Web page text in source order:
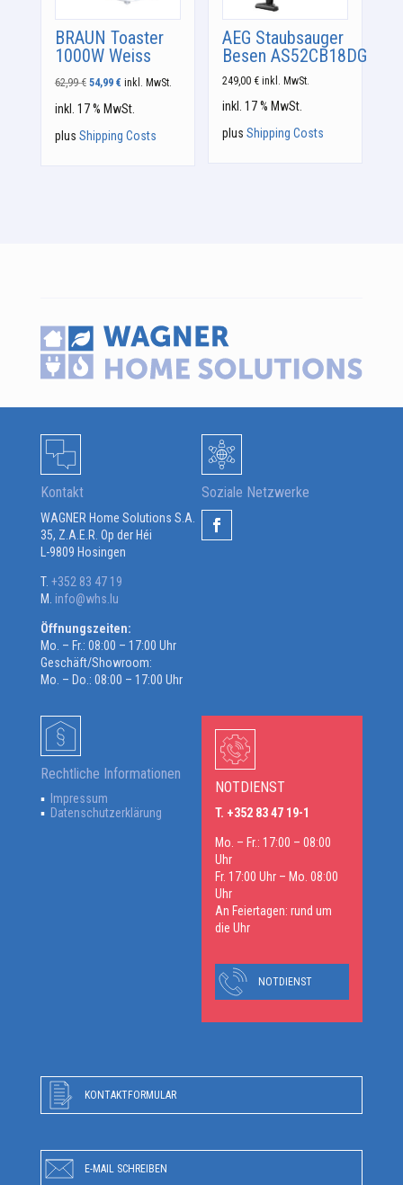
BRAUN Toaster
1000W Weiss
62,99€ Ursprünglicher
war:
54,99 €Aktueller
ist:
inkl. MwSt.
inkl. 17 % MwSt.
plus Shipping Costs
AEG Staubsauger
Besen AS52CB18DG
249,00 € inkl. MwSt.
inkl. 17 % MwSt.
plusShipping Costs
Kontakt
WAGNER Home Solutions S.A.
35, Z.A.E.R. Op der Héi
L-9809 Hosingen
T. +352 83 47 19
M. info@whs.lu
Öffnungszeiten:
Mo. – Fr.: 08:00 – 17:00 Uhr
Geschäft/Showroom:
Mo. – Do.: 08:00 – 17:00 Uhr
Soziale Netzwerke
Rechtliche Informationen
Impressum
Datenschutzerklärung
NOTDIENST
T. +352 83 47 19-1
Mo. – Fr.: 17:00 – 08:00
Uhr
Fr. 17:00 Uhr – Mo. 08:00
Uhr
An Feiertagen: rund um
die Uhr
NOTDIENST
KONTAKTFORMULAR
E-MAIL SCHREIBEN